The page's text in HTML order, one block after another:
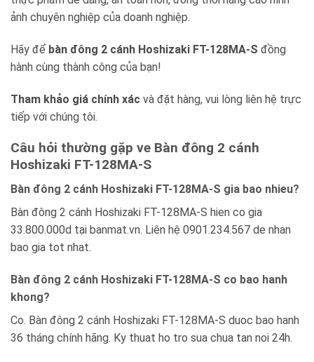
ảnh chuyên nghiệp của doanh nghiệp.
Hãy để bàn đông 2 cánh Hoshizaki FT-128MA-S đồng
hành cùng thành công của bạn!
Tham khảo giá chính xác và đặt hàng, vui lòng liên hệ trực
tiếp với chúng tôi.
Câu hỏi thường gặp ve Bàn đông 2 cánh
Hoshizaki FT-128MA-S
Bàn đông 2 cánh Hoshizaki FT-128MA-S gia bao nhieu?
Bàn đông 2 cánh Hoshizaki FT-128MA-S hien co gia
33.800.000d tại banmat.vn. Liên hệ 0901.234.567 de nhan
bao gia tot nhat.
Bàn đông 2 cánh Hoshizaki FT-128MA-S co bao hanh
khong?
Co. Bàn đông 2 cánh Hoshizaki FT-128MA-S duoc bao hanh
36 tháng chính hãng. Ky thuat ho tro sua chua tan noi 24h.